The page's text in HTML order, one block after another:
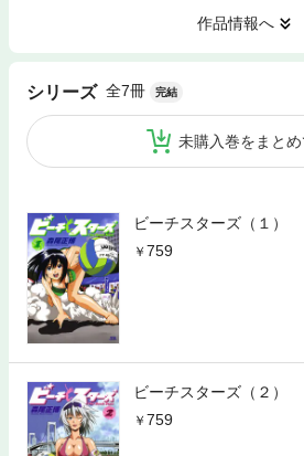
作品情報へ
シリーズ 全7冊 完結
未購入巻をまとめ
ビーチスターズ（１）
759
ビーチスターズ（２）
759